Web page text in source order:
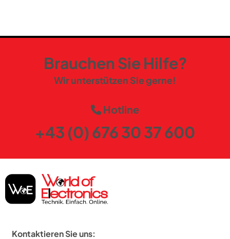
Brauchen Sie Hilfe?
Wir unterstützen Sie gerne!
Hotline
+43 (0) 676 30 37 600
Kontaktieren Sie uns: